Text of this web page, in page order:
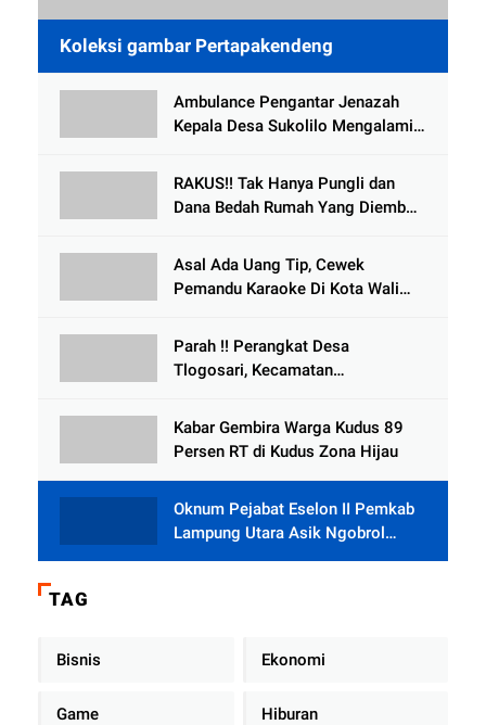
Koleksi gambar Pertapakendeng
Ambulance Pengantar Jenazah
Kepala Desa Sukolilo Mengalami
Meninggal Dunia
RAKUS!! Tak Hanya Pungli dan
Dana Bedah Rumah Yang Diembat,
Tlogowungu, di Duga
Selewengkan Bantuan Mushola
Asal Ada Uang Tip, Cewek
Pemandu Karaoke Di Kota Wali
Parah !! Perangkat Desa
Tlogosari, Kecamatan
Rumah dari BAZNAS
Kabar Gembira Warga Kudus 89
Persen RT di Kudus Zona Hijau
Oknum Pejabat Eselon II Pemkab
Lampung Utara Asik Ngobrol
Dengan Teman Kencan Wanitanya
TAG
Bisnis Ekonomi
Game Hiburan